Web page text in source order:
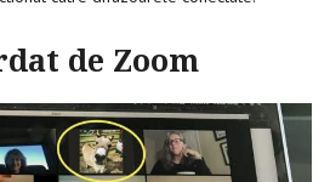
de Zoom